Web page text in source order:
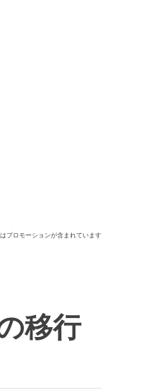
プロモーションが含まれています
移行